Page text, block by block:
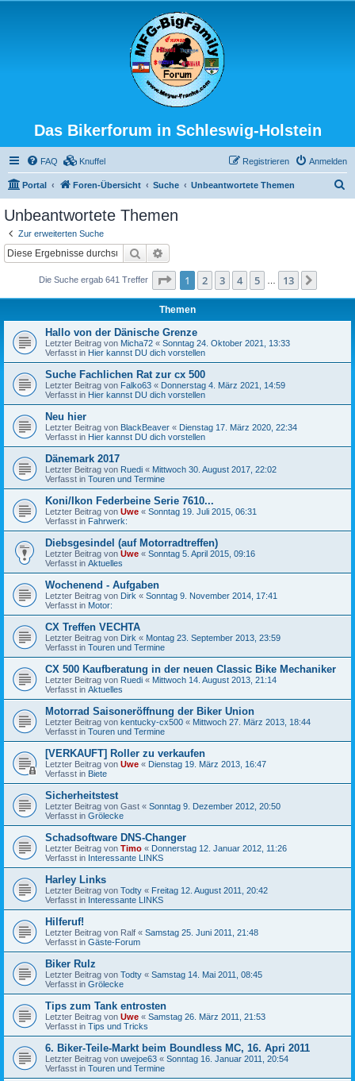
Das Bikerforum in Schleswig-Holstein
FAQ Knuffel Anmelden
Registrieren
Portal Foren-Übersicht Suche Unbeantwortete Themen
Unbeantwortete Themen
Zur erweiterten Suche
Suche
Die Suche ergab 641 Treffer Seite 1von 13
1 2 3 4 5 13
Themen
Hallo von der Dänische Grenze
Letzter Beitrag von Micha72 « Sonntag 24. Oktober 2021, 13:33
Verfasst in Hier kannst DU dich vorstellen
Suche Fachlichen Rat zur cx 500
Letzter Beitrag von Falko63 « Donnerstag 4. März 2021, 14:59
Verfasst in Hier kannst DU dich vorstellen
Neu hier
Letzter Beitrag von BlackBeaver « Dienstag 17. März 2020, 22:34
Verfasst in Hier kannst DU dich vorstellen
Dänemark 2017
Letzter Beitrag von Ruedi « Mittwoch 30. August 2017, 22:02
Verfasst in Touren und Termine
Koni/Ikon Federbeine Serie 7610...
Letzter Beitrag von Uwe « Sonntag 19. Juli 2015, 06:31
Verfasst in Fahrwerk:
Diebsgesindel (auf Motorradtreffen)
Letzter Beitrag von Uwe « Sonntag 5. April 2015, 09:16
Verfasst in Aktuelles
Wochenend - Aufgaben
Letzter Beitrag von Dirk « Sonntag 9. November 2014, 17:41
Verfasst in Motor:
CX Treffen VECHTA
Letzter Beitrag von Dirk « Montag 23. September 2013, 23:59
Verfasst in Touren und Termine
CX 500 Kaufberatung in der neuen Classic Bike Mechaniker
Letzter Beitrag von Ruedi « Mittwoch 14. August 2013, 21:14
Verfasst in Aktuelles
Motorrad Saisoneröffnung der Biker Union
Letzter Beitrag von kentucky-cx500 « Mittwoch 27. März 2013, 18:44
Verfasst in Touren und Termine
[VERKAUFT] Roller zu verkaufen
Letzter Beitrag von Uwe « Dienstag 19. März 2013, 16:47
Verfasst in Biete
Sicherheitstest
Letzter Beitrag von Gast « Sonntag 9. Dezember 2012, 20:50
Verfasst in Grölecke
Schadsoftware DNS-Changer
Letzter Beitrag von Timo « Donnerstag 12. Januar 2012, 11:26
Verfasst in Interessante LINKS
Harley Links
Letzter Beitrag von Todty « Freitag 12. August 2011, 20:42
Verfasst in Interessante LINKS
Hilferuf!
Letzter Beitrag von Ralf « Samstag 25. Juni 2011, 21:48
Verfasst in Gäste-Forum
Biker Rulz
Letzter Beitrag von Todty « Samstag 14. Mai 2011, 08:45
Verfasst in Grölecke
Tips zum Tank entrosten
Letzter Beitrag von Uwe « Samstag 26. März 2011, 21:53
Verfasst in Tips und Tricks
6. Biker-Teile-Markt beim Boundless MC, 16. Apri 2011
Letzter Beitrag von uwejoe63 « Sonntag 16. Januar 2011, 20:54
Verfasst in Touren und Termine